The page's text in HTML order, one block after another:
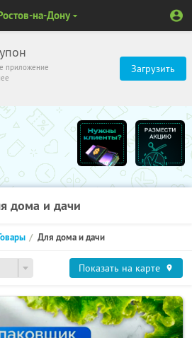
приложение
Загрузить
на-Дону
дома и дачи
Для дома и дачи
Показать на карте